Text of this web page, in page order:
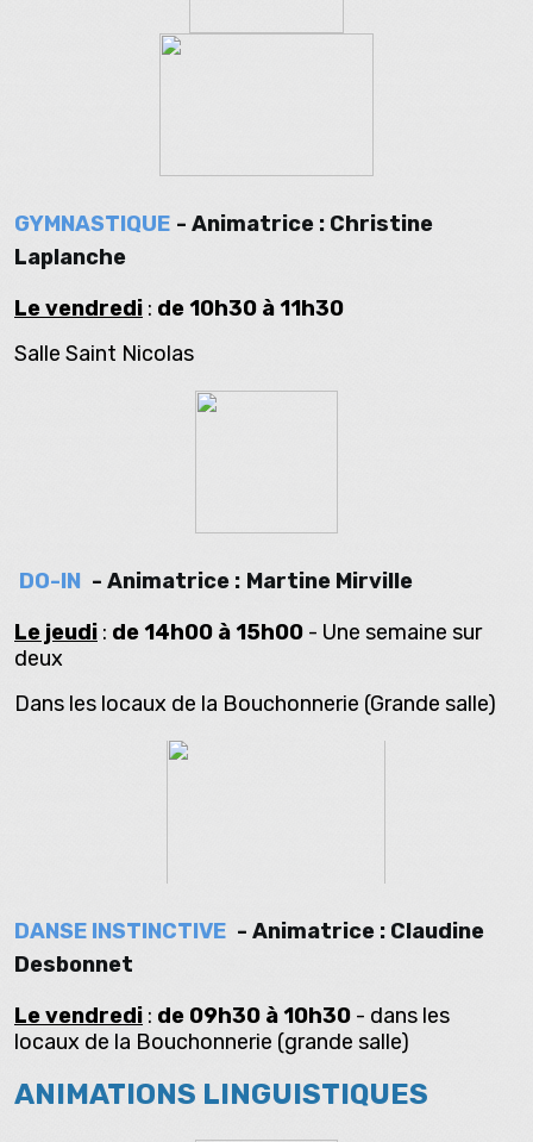
GYMNASTIQUE - Animatrice : Christine
Laplanche
Le vendredi : de 10h30 à 11h30
Salle Saint Nicolas
DO-IN - Animatrice : Martine Mirville
Le jeudi : de 14h00 à 15h00 - Une semaine sur
deux
Dans les locaux de la Bouchonnerie (Grande salle)
DANSE INSTINCTIVE - Animatrice : Claudine
Desbonnet
Le vendredi : de 09h30 à 10h30 - dans les
locaux de la Bouchonnerie (grande salle)
ANIMATIONS LINGUISTIQUES